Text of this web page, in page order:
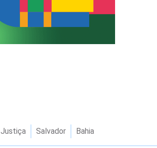
Justiça Salvador Bahia